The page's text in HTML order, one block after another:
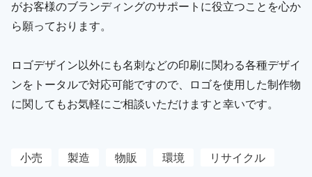
がお客様のブランディングのサポートに役立つことを心か
ら願っております。
ロゴデザイン以外にも名刺などの印刷に関わる各種デザイ
ンをトータルで対応可能ですので、ロゴを使用した制作物
に関してもお気軽にご相談いただけますと幸いです。
小売 製造 物販 環境 リサイクル